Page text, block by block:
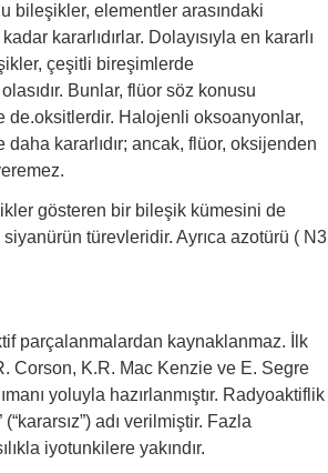
bileşikler, elementler arasındaki
kararlıdırlar. Dolayısıyla en kararlı
çeşitli bireşimlerde
Bunlar, flüor söz konusu
Halojenli oksoanyonlar,
kararlıdır; ancak, flüor, oksijenden
gösteren bir bileşik kümesini de
türevleridir. Ayrıca azotürü ( N3
parçalanmalardan kaynaklanmaz. İlk
Corson, K.R. Mac Kenzie ve E. Segre
yoluyla hazırlanmıştır. Radyoaktiflik
adı verilmiştir. Fazla
iyotunkilere yakındır.